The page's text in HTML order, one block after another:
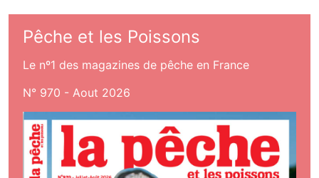
Pêche et les Poissons
Le nº1 des magazines de pêche en France
N° 970 - Aout 2026